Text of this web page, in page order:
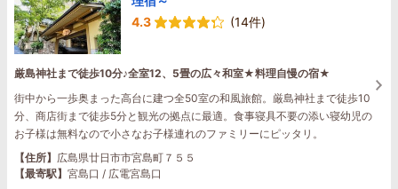
4.3
(14件)
厳島神社まで徒歩10分♪全室12、5畳の広々和室★料理自慢の宿★
街中から一歩奥まった高台に建つ全50室の和風旅館。厳島神社まで徒歩10
分、商店街まで徒歩5分と観光の拠点に最適。食事寝具不要の添い寝幼児の
お子様は無料なので小さなお子様連れのファミリーにピッタリ。
【住所】 広島県廿日市市宮島町７５５
【最寄駅】 宮島口 / 広電宮島口